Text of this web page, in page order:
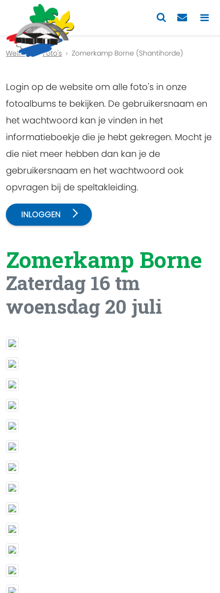
Previous
Welkom Foto's Zomerkamp Borne (Shantihorde)
Login op de website om alle foto's in onze
fotoalbums te bekijken. De gebruikersnaam en
het wachtwoord kan je vinden in het
informatieboekje die je hebt gekregen. Mocht je
die niet meer hebben dan kan je de
gebruikersnaam en het wachtwoord ook
opvragen bij de speltakleiding.
INLOGGEN
Zomerkamp Borne
Zaterdag 16 tm
woensdag 20 juli